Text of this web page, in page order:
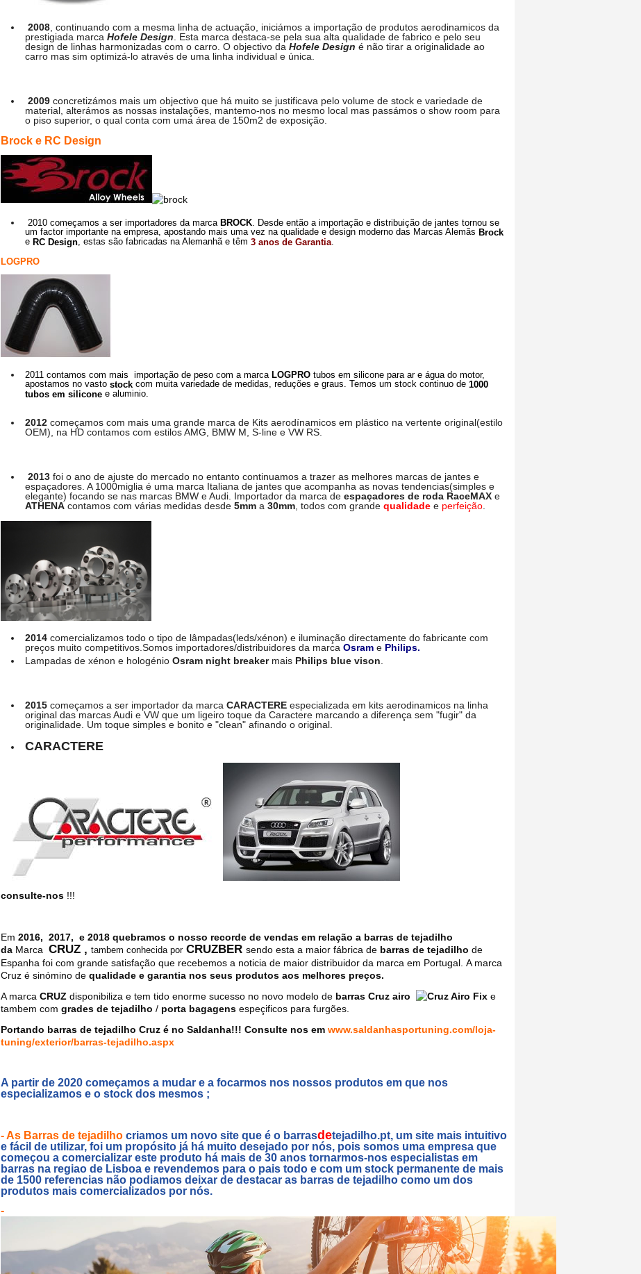
2008 , continuando com a mesma linha de actuação, iniciámos a importação de produtos aerodinamicos da
prestigiada marca Hofele Design . Esta marca destaca-se pela sua alta qualidade de fabrico e pelo seu
design de linhas harmonizadas com o carro. O objectivo da Hofele Design é não tirar a originalidade ao
carro mas sim optimizá-lo através de uma linha individual e única.
2009 concretizámos mais um objectivo que há muito se justificava pelo volume de stock e variedade de
material, alterámos as nossas instalações, mantemo-nos no mesmo local mas passámos o show room para
o piso superior, o qual conta com uma área de 150m2 de exposição.
Brock e RC Design
2010 começamos a ser importadores da marca BROCK. Desde então a importação e distribuição de jantes tornou se
um factor importante na empresa, apostando mais uma vez na qualidade e design moderno das Marcas Alemãs Brock
e RC Design, estas são fabricadas na Alemanhã e têm 3 anos de Garantia.
LOGPRO
2011 contamos com mais importação de peso com a marca LOGPRO tubos em silicone para ar e água do motor,
apostamos no vasto stock com muita variedade de medidas, reduções e graus. Temos um stock continuo de 1000
tubos em silicone e aluminio.
2012 começamos com mais uma grande marca de Kits aerodínamicos em plástico na vertente original(estilo
OEM), na HD contamos com estilos AMG, BMW M, S-line e VW RS.
2013 foi o ano de ajuste do mercado no entanto continuamos a trazer as melhores marcas de jantes e
espaçadores. A 1000miglia é uma marca Italiana de jantes que acompanha as novas tendencias(simples e
elegante) focando se nas marcas BMW e Audi. Importador da marca de espaçadores de roda RaceMAX e
ATHENA contamos com várias medidas desde 5mm a 30mm , todos com grande qualidade e perfeição
2014 comercializamos todo o tipo de lâmpadas(leds/xénon) e iluminação directamente do fabricante com
preços muito competitivos.Somos importadores/distribuidores da marca Osram e Philips.
Lampadas de xénon e hologénio Osram night breakermais Philips blue vison
2015 começamos a ser importador da marca CARACTERE especializada em kits aerodinamicos na linha
original das marcas Audi e VW que um ligeiro toque da Caractere marcando a diferença sem "fugir" da
originalidade. Um toque simples e bonito e "clean" afinando o original.
CARACTERE
consulte-nos !!!
Em 2016, 2017, e 2018 quebramos o nosso recorde de vendas em relação a barras de tejadilho
da Marca CRUZ , tambem conhecida porCRUZBER sendo esta a maior fábrica de barras de tejadilho de
Espanha foi com grande satisfação que recebemos a noticia de maior distribuidor da marca em Portugal. A marca
Cruz é sinómino de qualidade e garantia nos seus produtos aos melhores preços.
A marca CRUZ disponibiliza e tem tido enorme sucesso no novo modelo de barras Cruz airo
e
tambem com grades de tejadilho / porta bagagens espeçificos para furgões.
Portando barras de tejadilho Cruz é no Saldanha!!! Consulte nos em www.saldanhasportuning.com/loja-
tuning/exterior/barras-tejadilho.aspx
A partir de 2020 começamos a mudar e a focarmos nos nossos produtos em que nos
especializamos e o stock dos mesmos ;
- As Barras de tejadilho criamos um novo site que é o barrasdetejadilho.pt, um site mais intuitivo
e fácil de utilizar, foi um propósito já há muito desejado por nós, pois somos uma empresa que
começou a comercializar este produto há mais de 30 anos tornarmos-nos especialistas em
barras na regiao de Lisboa e revendemos para o pais todo e com um stock permanente de mais
de 1500 referencias não podiamos deixar de destacar as barras de tejadilho como um dos
produtos mais comercializados por nós.
-